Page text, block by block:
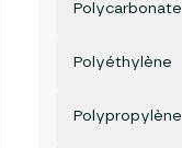
Polycarbonate
Polyéthylène
Polypropylène